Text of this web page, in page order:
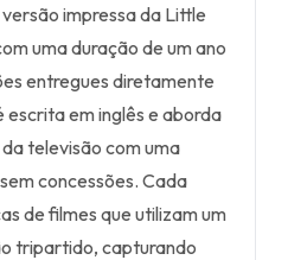
impressa da Little
uma duração de um ano
entregues diretamente
escrita em inglês e aborda
televisão com uma
concessões. Cada
de filmes que utilizam um
tripartido, capturando